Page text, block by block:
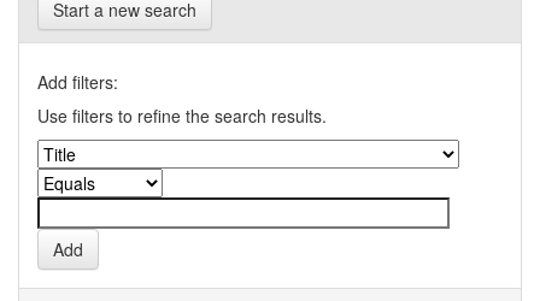
Start a new search
Add filters:
Use filters to refine the search results.